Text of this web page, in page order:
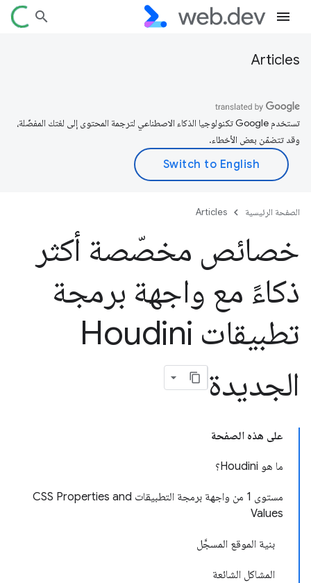
Articles
تستخدم Google تكنولوجيا الذكاء الاصطناعي لترجمة المحتوى إلى لغتك المفضّلة،
وقد تتضمّن بعض الأخطاء.
الصفحة الرئيسية Articles
خصائص مخصّصة أكثر
ذكاءً مع واجهة برمجة
تطبيقات Houdini
الجديدة
على هذه الصفحة
ما هو Houdini؟
مستوى 1 من واجهة برمجة التطبيقات CSS Properties and
Values
بنية الموقع المسجَّل
المشاكل الشائعة